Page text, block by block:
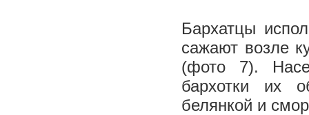
Бархатцы
сажают возле
(фото 7).
бархотки их
белянкой и